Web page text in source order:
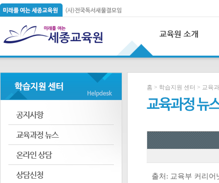
홈 > 학습지원 센터 > 교육
출처: 교육부 커리어